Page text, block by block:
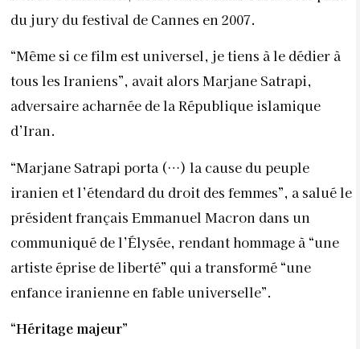
du jury du festival de Cannes en 2007.
“Même si ce film est universel, je tiens à le dédier à
tous les Iraniens”, avait alors Marjane Satrapi,
adversaire acharnée de la République islamique
d’Iran.
“Marjane Satrapi porta (…) la cause du peuple
iranien et l’étendard du droit des femmes”, a salué le
président français Emmanuel Macron dans un
communiqué de l’Élysée, rendant hommage à “une
artiste éprise de liberté” qui a transformé “une
enfance iranienne en fable universelle”.
“Héritage majeur”